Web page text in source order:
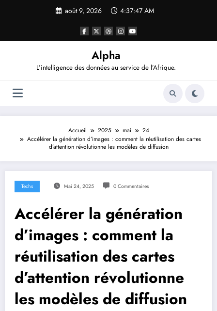
août 9, 2026 4:37:47 AM
Alpha
L’intelligence des données au service de l’Afrique.
Accueil 2025 mai
24
Accélérer la génération d’images : comment la réutilisation des cartes
d’attention révolutionne les modèles de diffusion
Techs Mai 24, 2025 0 Commentaires
Accélérer la génération
d’images : comment la
réutilisation des cartes
d’attention révolutionne
les modèles de diffusion